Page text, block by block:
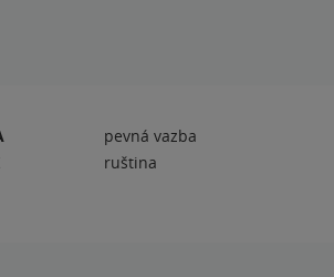
pevná vazba
ruština